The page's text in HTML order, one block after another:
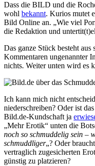
Dass die BILD und die
wohl bekannt. Kurios mutet
Bild Online an. „Wie viel
die Redaktion und
Das ganze Stück besteht aus
Kommentaren ungenannter
nichts. Weiter unten wird es
Ich kann mich nicht
niederschreiben? Oder ist
Bild.de-Kundschaft ja
„Mehr Erotik“ unten die
noch so schmuddelig sein –
schmuddliger„? Oder
vertraglich zugesicherten
günstig zu platzieren?